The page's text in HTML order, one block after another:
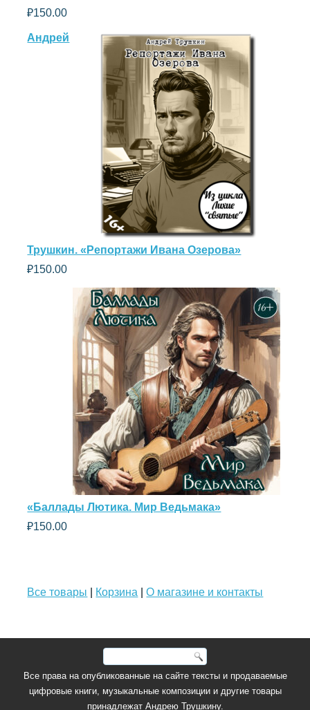
₽150.00
Андрей
Трушкин. «Репортажи Ивана Озерова»
₽150.00
«Баллады Лютика. Мир Ведьмака»
₽150.00
Все товары Корзина |О магазине и контакты
Все права на опубликованные на сайте тексты и продаваемые
цифровые книги, музыкальные композиции и другие товары
принадлежат Андрею Трушкину.